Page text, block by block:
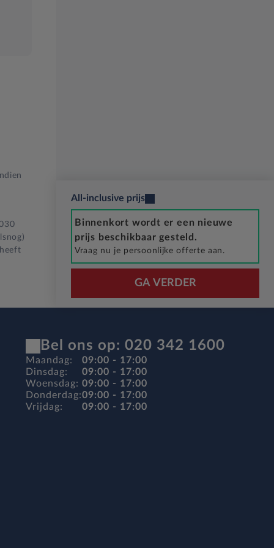
All-inclusive prijs
Binnenkort wordt er een nieuwe
prijs beschikbaar gesteld.
Vraag nu je persoonlijke offerte aan.
GA VERDER
Bel ons op: 020 342 1600
Maandag:
Dinsdag:
Woensdag:
Donderdag:
Vrijdag:
09:00 - 17:00
09:00 - 17:00
09:00 - 17:00
09:00 - 17:00
09:00 - 17:00